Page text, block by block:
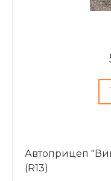
Автоприцеп
(R13)